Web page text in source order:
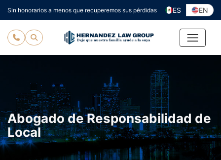
al
contenido
Sin honorarios a menos que recuperemos sus pérdidas ES EN
Abogado de Responsabilidad de
Local